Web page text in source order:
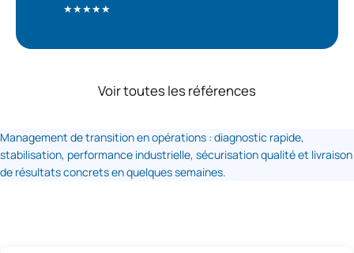
★★★★★
Voir toutes les références
Management de transition en opérations : diagnostic rapide,
stabilisation, performance industrielle, sécurisation qualité et livraison
de résultats concrets en quelques semaines.